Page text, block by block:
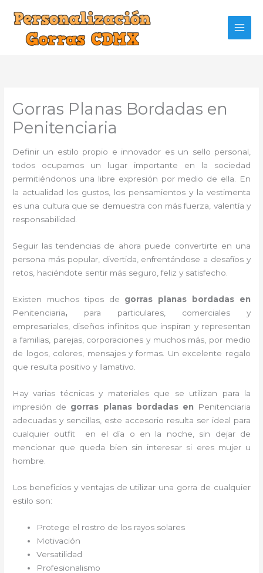
contenido
Gorras Planas Bordadas en
Penitenciaria
Definir un estilo propio e innovador es un sello personal,
todos ocupamos un lugar importante en la sociedad
permitiéndonos una libre expresión por medio de ella. En
la actualidad los gustos, los pensamientos y la vestimenta
es una cultura que se demuestra con más fuerza, valentía y
responsabilidad.
Seguir las tendencias de ahora puede convertirte en una
persona más popular, divertida, enfrentándose a desafíos y
retos, haciéndote sentir más seguro, feliz y satisfecho.
Existen muchos tipos de gorras planas bordadas en
Penitenciaria, para particulares, comerciales y
empresariales, diseños infinitos que inspiran y representan
a familias, parejas, corporaciones y muchos más, por medio
de logos, colores, mensajes y formas. Un excelente regalo
que resulta positivo y llamativo.
Hay varias técnicas y materiales que se utilizan para la
impresión de gorras planas bordadasen
Penitenciaria
adecuadas y sencillas, este accesorio resulta ser ideal para
cualquier outfit en el día o en la noche, sin dejar de
mencionar que queda bien sin interesar si eres mujer u
hombre.
Los beneficios y ventajas de utilizar una gorra de cualquier
estilo son:
Protege el rostro de los rayos solares
Motivación
Versatilidad
Profesionalismo